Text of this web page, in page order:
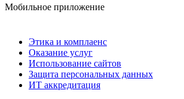
Мобильное приложение
Этика и комплаенс
Оказание услуг
Использование сайтов
Защита персональных данных
ИТ аккредитация